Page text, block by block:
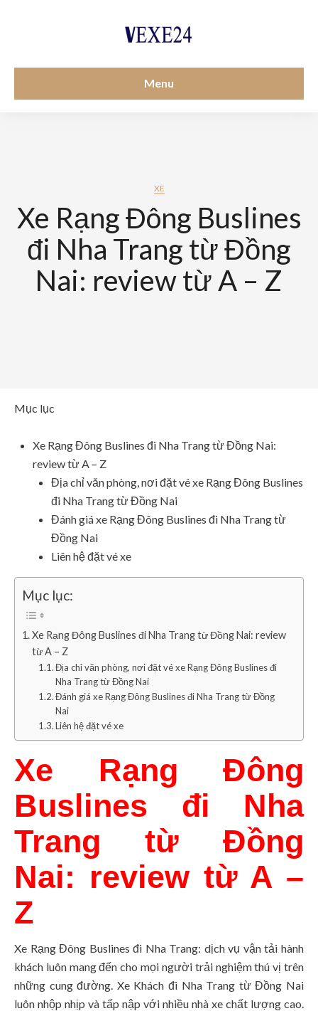
Menu
XE
Xe Rạng Đông Buslines
đi Nha Trang từ Đồng
Nai: review từ A – Z
Mục lục
Xe Rạng Đông Buslines đi Nha Trang từ Đồng Nai:
review từ A – Z
Địa chỉ văn phòng, nơi đặt vé xe Rạng Đông Buslines
đi Nha Trang từ Đồng Nai
Đánh giá xe Rạng Đông Buslines đi Nha Trang từ
Đồng Nai
Liên hệ đặt vé xe
Mục lục:
Xe Rạng Đông Buslines đi Nha Trang từ Đồng Nai: review
từ A – Z
Địa chỉ văn phòng, nơi đặt vé xe Rạng Đông Buslines đi
Nha Trang từ Đồng Nai
Đánh giá xe Rạng Đông Buslines đi Nha Trang từ Đồng
Nai
Liên hệ đặt vé xe
Xe Rạng Đông
Buslines đi Nha
Trang từ Đồng
Nai: review từ A –
Z
Xe Rạng Đông Buslines đi Nha Trang: dịch vụ vận tải hành
khách luôn mang đến cho mọi người trải nghiệm thú vị trên
những cung đường. Xe Khách đi Nha Trang từ Đồng Nai
luôn nhộp nhịp và tấp nập với nhiều nhà xe chất lượng cao.